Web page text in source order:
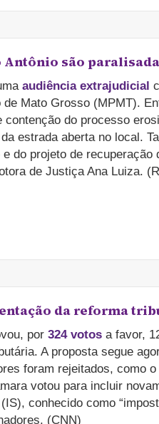
Antônio são
audiência extrajudicial
Mato Grosso (MPMT).
contenção do processo
estrada aberta no local.
do projeto de
de Justiça Ana Luiza.
da reforma
por 324 votos a favor,
A proposta segue
foram rejeitados, como
votou para incluir
conhecido como
(CNN)